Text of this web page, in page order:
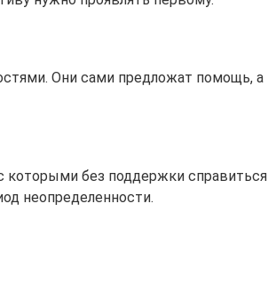
Они сами предложат помощь, а
которыми без поддержки справиться
неопределенности.